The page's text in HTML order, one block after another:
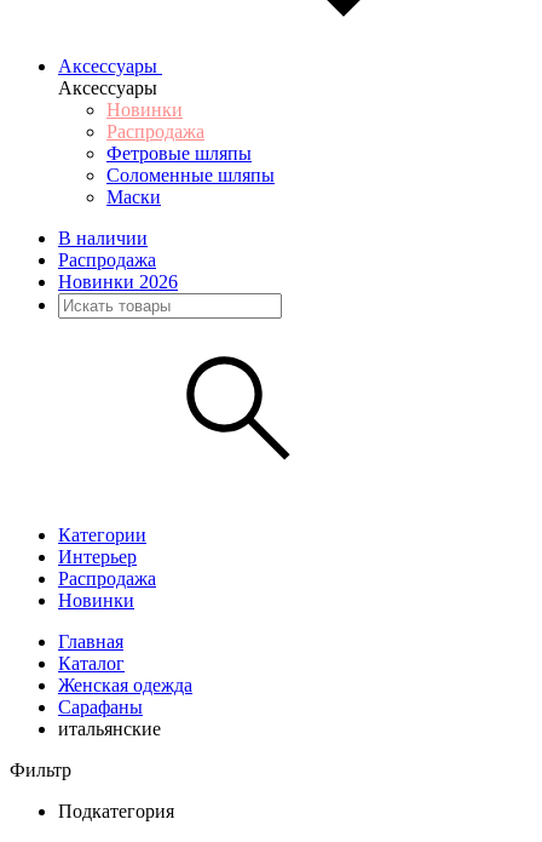
Аксессуары
Аксессуары
Новинки
Распродажа
Фетровые шляпы
Соломенные шляпы
Маски
В наличии
Распродажа
Новинки 2026
Категории
Интерьер
Распродажа
Новинки
Главная
Каталог
Женская одежда
Сарафаны
итальянские
Фильтр
Подкатегория